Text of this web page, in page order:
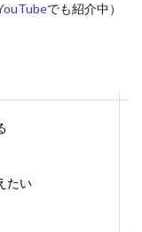
でも紹介中）
たい